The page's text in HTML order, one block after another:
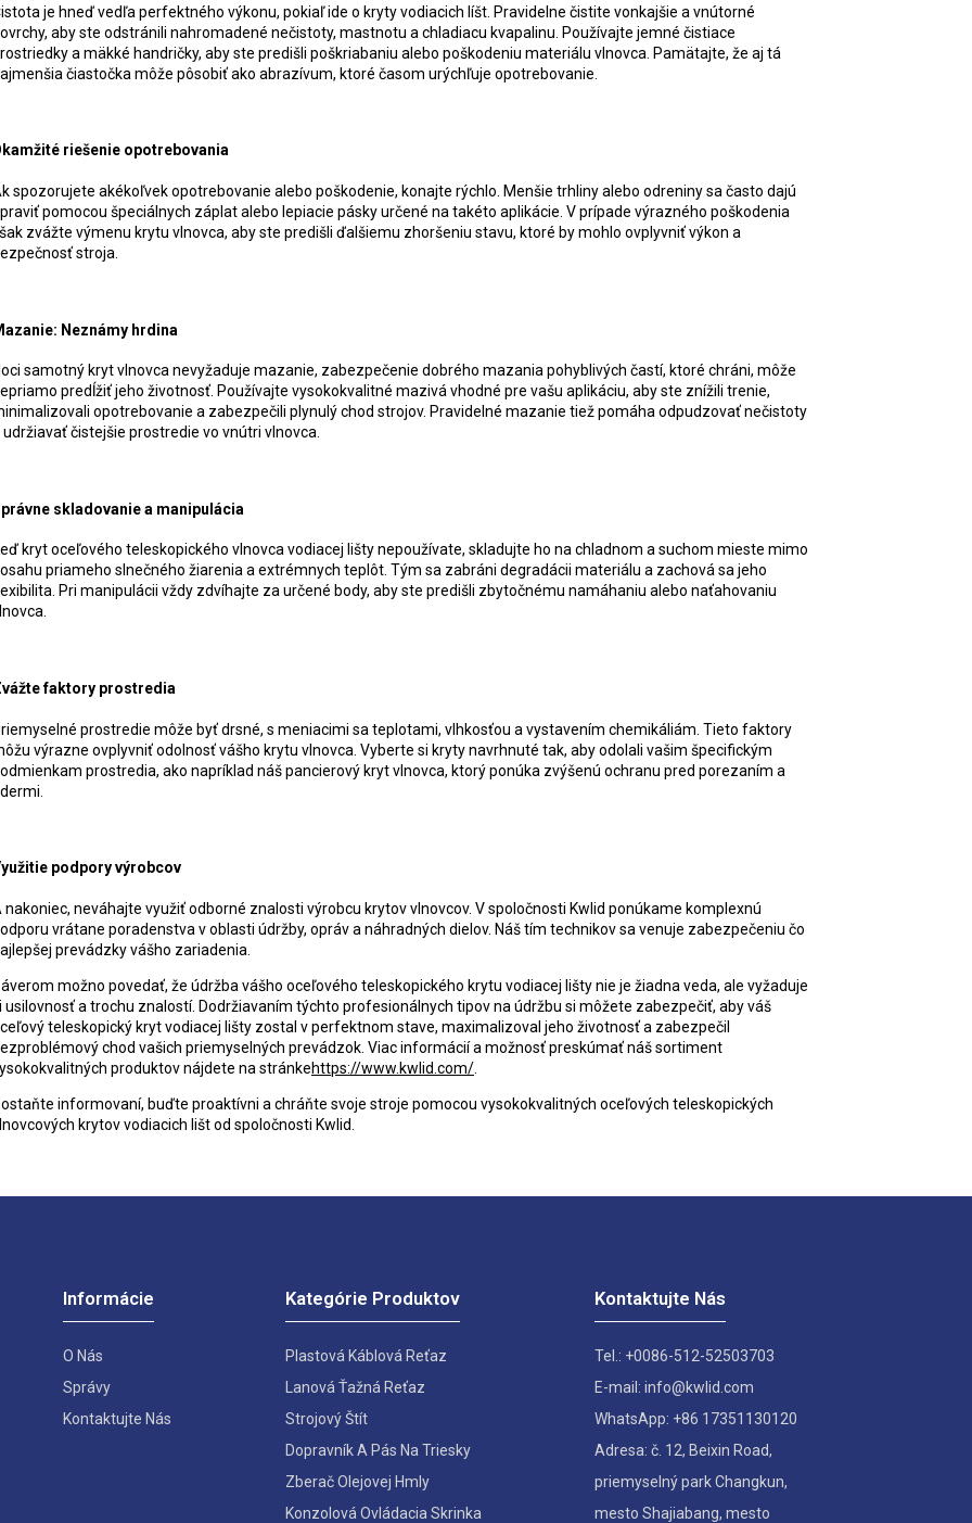
je hneď vedľa perfektného výkonu, pokiaľ ide o kryty vodiacich líšt. Pravidelne čistite vonkajšie a vnútorné
aby ste odstránili nahromadené nečistoty, mastnotu a chladiacu kvapalinu. Používajte jemné čistiace
a mäkké handričky, aby ste predišli poškriabaniu alebo poškodeniu materiálu vlnovca. Pamätajte, že aj tá
čiastočka môže pôsobiť ako abrazívum, ktoré časom urýchľuje opotrebovanie.
riešenie opotrebovania
spozorujete akékoľvek opotrebovanie alebo poškodenie, konajte rýchlo. Menšie trhliny alebo odreniny sa často dajú
pomocou špeciálnych záplat alebo lepiacie pásky určené na takéto aplikácie. V prípade výrazného poškodenia
zvážte výmenu krytu vlnovca, aby ste predišli ďalšiemu zhoršeniu stavu, ktoré by mohlo ovplyvniť výkon a
stroja.
Neznámy hrdina
samotný kryt vlnovca nevyžaduje mazanie, zabezpečenie dobrého mazania pohyblivých častí, ktoré chráni, môže
predĺžiť jeho životnosť. Používajte vysokokvalitné mazivá vhodné pre vašu aplikáciu, aby ste znížili trenie,
opotrebovanie a zabezpečili plynulý chod strojov. Pravidelné mazanie tiež pomáha odpudzovať nečistoty
udržiavať čistejšie prostredie vo vnútri vlnovca.
skladovanie a manipulácia
kryt oceľového teleskopického vlnovca vodiacej lišty nepoužívate, skladujte ho na chladnom a suchom mieste mimo
priameho slnečného žiarenia a extrémnych teplôt. Tým sa zabráni degradácii materiálu a zachová sa jeho
Pri manipulácii vždy zdvíhajte za určené body, aby ste predišli zbytočnému namáhaniu alebo naťahovaniu
faktory prostredia
prostredie môže byť drsné, s meniacimi sa teplotami, vlhkosťou a vystavením chemikáliám. Tieto faktory
výrazne ovplyvniť odolnosť vášho krytu vlnovca. Vyberte si kryty navrhnuté tak, aby odolali vašim špecifickým
prostredia, ako napríklad náš pancierový kryt vlnovca, ktorý ponúka zvýšenú ochranu pred porezaním a
podpory výrobcov
nakoniec, neváhajte využiť odborné znalosti výrobcu krytov vlnovcov. V spoločnosti Kwlid ponúkame komplexnú
vrátane poradenstva v oblasti údržby, opráv a náhradných dielov. Náš tím technikov sa venuje zabezpečeniu čo
prevádzky vášho zariadenia.
možno povedať, že údržba vášho oceľového teleskopického krytu vodiacej lišty nie je žiadna veda, ale vyžaduje
usilovnosť a trochu znalostí. Dodržiavaním týchto profesionálnych tipov na údržbu si môžete zabezpečiť, aby váš
teleskopický kryt vodiacej lišty zostal v perfektnom stave, maximalizoval jeho životnosť a zabezpečil
chod vašich priemyselných prevádzok. Viac informácií a možnosť preskúmať náš sortiment
produktov nájdete na stránkehttps://www.kwlid.com/
informovaní, buďte proaktívni a chráňte svoje stroje pomocou vysokokvalitných oceľových teleskopických
krytov vodiacich lišt od spoločnosti Kwlid.
Informácie
O Nás
Správy
Kontaktujte Nás
Kategórie Produktov
Plastová Káblová Reťaz
Lanová Ťažná Reťaz
Strojový Štít
Dopravník A Pás Na Triesky
Zberač Olejovej Hmly
Konzolová Ovládacia Skrinka
Kontaktujte Nás
Tel.: +0086-512-52503703
E-mail: info@kwlid.com
WhatsApp: +86 17351130120
Adresa: č. 12, Beixin Road,
priemyselný park Changkun,
mesto Shajiabang, mesto